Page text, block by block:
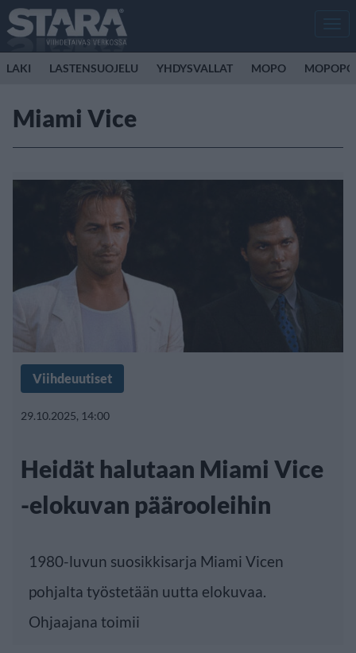
LAKI LASTENSUOJELU YHDYSVALLAT MOPO
Miami Vice
Viihdeuutiset
29.10.2025, 14:00
Heidät halutaan Miami Vice
-elokuvan päärooleihin
1980-luvun suosikkisarja Miami Vicen
pohjalta työstetään uutta elokuvaa.
Ohjaajana toimii